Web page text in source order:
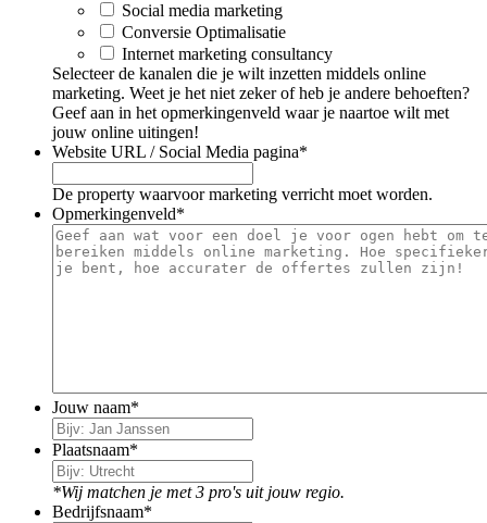
Social media marketing
Conversie Optimalisatie
Internet marketing consultancy
Selecteer de kanalen die je wilt inzetten middels online
marketing. Weet je het niet zeker of heb je andere behoeften?
Geef aan in het opmerkingenveld waar je naartoe wilt met
jouw online uitingen!
Website URL / Social Media pagina*
De property waarvoor marketing verricht moet worden.
Opmerkingenveld*
Jouw naam*
Plaatsnaam*
*Wij matchen je met 3 pro's uit jouw regio.
Bedrijfsnaam*